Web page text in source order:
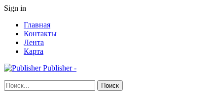
Sign in
Главная
Контакты
Лента
Карта
Publisher -